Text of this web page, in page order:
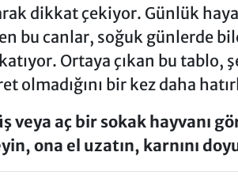
dikkat çekiyor. Günlük
bu canlar, soğuk günlerde
Ortaya çıkan bu tablo,
olmadığını bir kez daha
veya aç bir sokak hayvanı
ona el uzatın, karnını